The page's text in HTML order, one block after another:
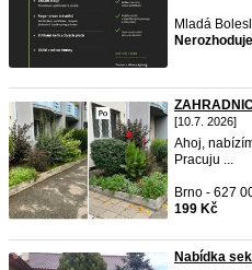
Mladá
Nerozhoduje
[10.7. 2026]
Ahoj,
Pracuju ...
Brno - 627
199 Kč
Nabídka